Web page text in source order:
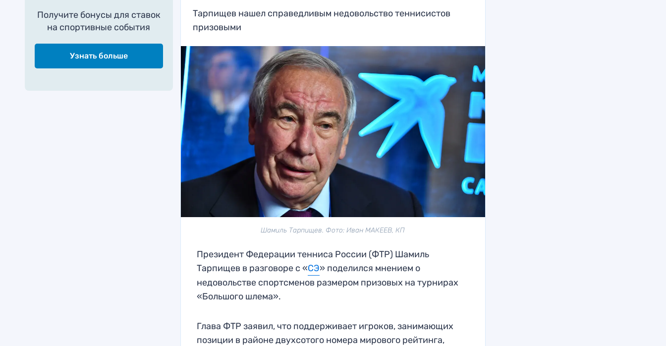
Получите бонусы для ставок
на спортивные события
Узнать больше
Тарпищев нашел справедливым недовольство теннисистов
призовыми
Шамиль Тарпищев. Фото: Иван МАКЕЕВ, КП
Президент Федерации тенниса России (ФТР) Шамиль
Тарпищев в разговоре с «СЭ» поделился мнением о
недовольстве спортсменов размером призовых на турнирах
«Большого шлема».
Глава ФТР заявил, что поддерживает игроков, занимающих
позиции в районе двухсотого номера мирового рейтинга,